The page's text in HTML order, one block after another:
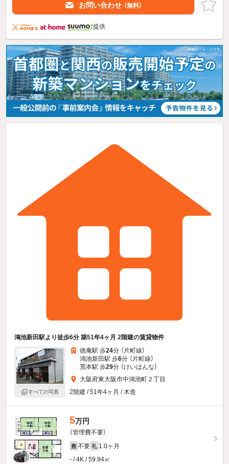
お問い合わせ （無料）
提供
鴻池新田駅より徒歩6分 築51年4ヶ月 2階建の賃貸物件
すべての写真
徳庵駅 歩24分 （片町線）
鴻池新田駅 歩6分 （片町線）
荒本駅 歩29分 （けいはんな）
大阪府東大阪市中鴻池町２丁目
2階建 / 51年4ヶ月 / 木造
5万円
（管理費不要）
敷 不要 礼 1.0ヶ月
- / 4K / 59.94㎡